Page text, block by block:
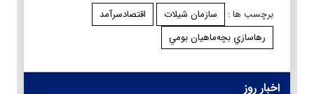
برچسب ها : سازمان شیلات
اقتصادسرآمد
رهاسازي بچه‌ماهيان بومي
اخبار روز